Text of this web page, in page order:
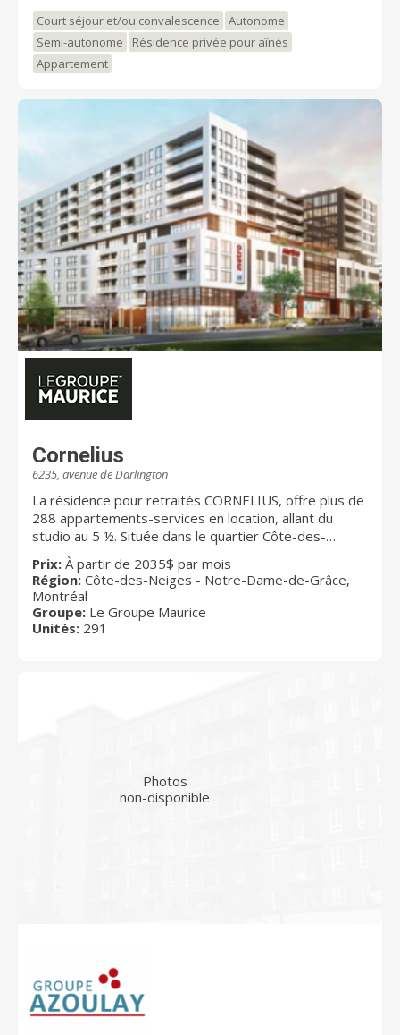
Court séjour et/ou convalescence
Autonome
Semi-autonome
Résidence privée pour aînés
Appartement
Cornelius
6235, avenue de Darlington
La résidence pour retraités CORNELIUS, offre plus de
288 appartements-services en location, allant du
studio au 5 ½. Située dans le quartier Côte-des-
Neiges, au croisement de l’Avenue Van Horne et de
l’Avenue Darlington, la résidence se situe sur le site
d’un vaste centre d’achats. Vous trouverez donc à
même la résidence une épicerie Metro, une pharmacie
Pharmaprix, une clinique médicales, plusieurs
Prix: À partir de 2035$ par mois
Région: Côte-des-Neiges - Notre-Dame-de-Grâce,
Montréal
Groupe: Le Groupe Maurice
Unités: 291
Photos
non-disponible